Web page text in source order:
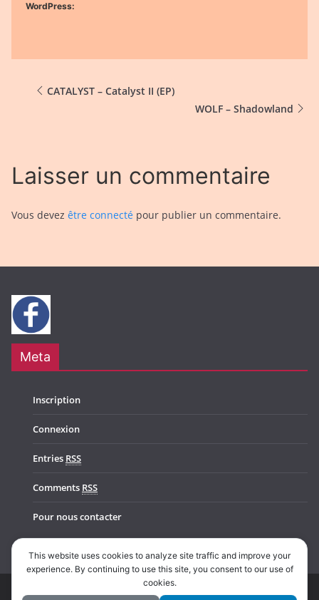
WordPress:
CATALYST – Catalyst II (EP)
WOLF – Shadowland
Laisser un commentaire
Vous devez être connecté pour publier un commentaire.
Meta
Inscription
Connexion
Entries RSS
Comments RSS
Pour nous contacter
This website uses cookies to analyze site traffic and improve your
experience. By continuing to use this site, you consent to our use of
cookies.